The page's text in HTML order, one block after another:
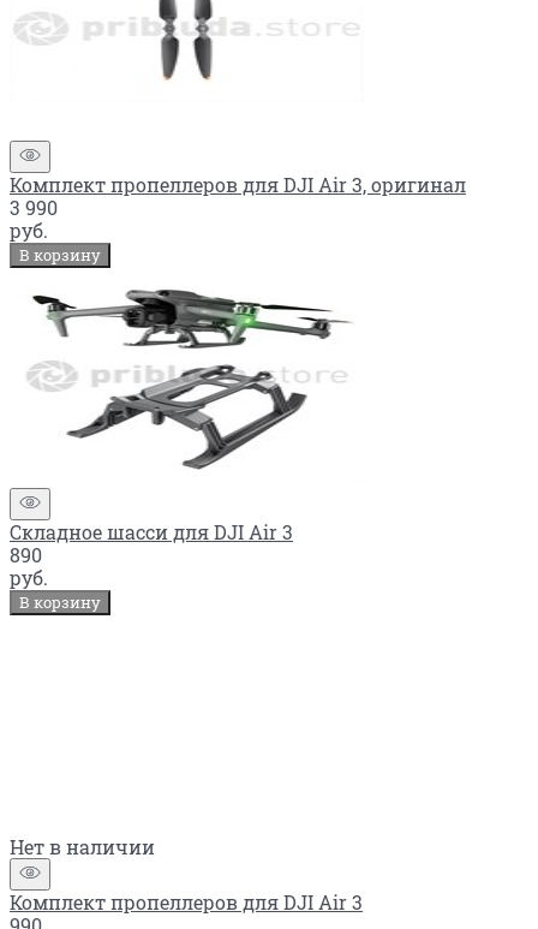
Комплект пропеллеров для DJI Air 3, оригинал
3 990
руб.
В корзину
Складное шасси для DJI Air 3
890
руб.
В корзину
Нет в наличии
Комплект пропеллеров для DJI Air 3